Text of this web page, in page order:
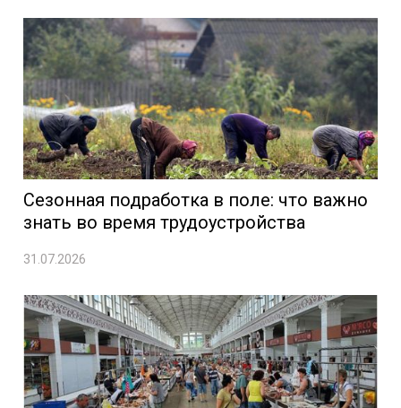
Сезонная подработка в поле: что важно
знать во время трудоустройства
31.07.2026